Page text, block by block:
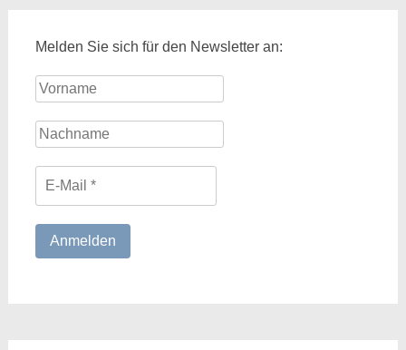
Melden Sie sich für den Newsletter an: